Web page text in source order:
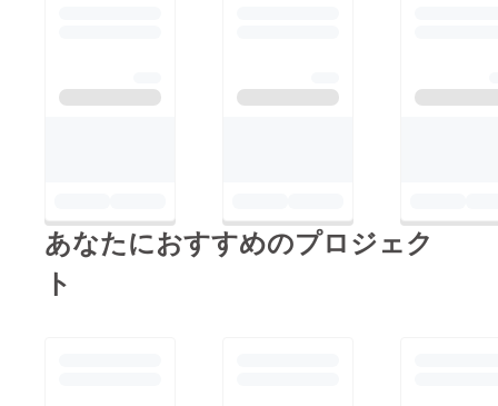
は！ ということで今
【ワークショップ】
真撮影：shiina
あなたにおすすめのプロジェク
ト